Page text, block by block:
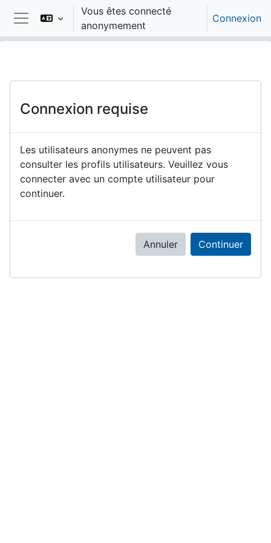
Passer au contenu principal
Panneau latéral
Vous êtes connecté
anonymement
Connexion
Connexion requise
Les utilisateurs anonymes ne peuvent pas
consulter les profils utilisateurs. Veuillez vous
connecter avec un compte utilisateur pour
continuer.
Annuler Continuer